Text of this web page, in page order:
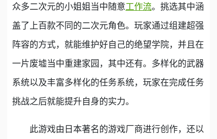
众多二次元的小姐姐当中随意工作流。挑选其中涵
盖了上百款不同的二次元角色。玩家通过组建超强
阵容的方式，就能维护好自己的绝望学院，并且在
一片废墟当中重建家园，其中还有。多样化的武器
系统以及丰富多样化的任务系统，玩家在完成任务
挑战之后就能提升自身的实力。
此游戏由日本著名的游戏厂商进行创作，还以